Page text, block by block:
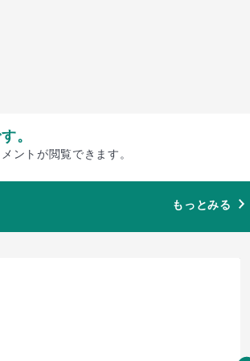
。
ントが閲覧できます。
もっとみる